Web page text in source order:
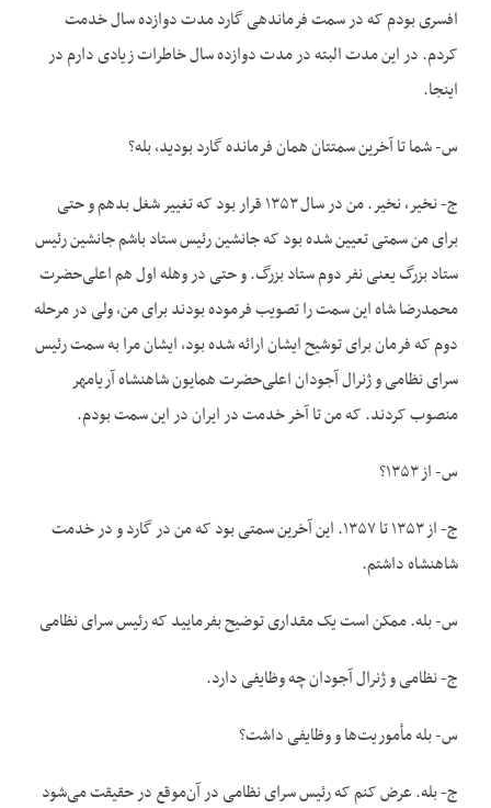
افسری بودم که در سمت فرماندهی گارد مدت دوازده سال خدمت
کردم. در این مدت البته در مدت دوازده سال خاطرات زیادی دارم در
اینجا.
س- شما تا آخرین سمتتان همان فرمانده گارد بودید، بله؟
ج- نخیر، نخیر. من در سال ۱۳۵۳ قرار بود که تغییر شغل بدهم و حتی
برای من سمتی تعیین شده بود که جانشین رئیس ستاد باشم جانشین رئیس
ستاد بزرگ یعنی نفر دوم ستاد بزرگ. و حتی در وهله اول هم اعلی‌حضرت
محمدرضا شاه این سمت را تصویب فرموده بودند برای من، ولی در مرحله
دوم که فرمان برای توشیح ایشان ارائه شده بود، ایشان مرا به سمت رئیس
سرای نظامی و ژنرال آجودان اعلی‌حضرت همایون شاهنشاه آریامهر
منصوب کردند. که من تا آخر خدمت در ایران در این سمت بودم.
س- از ۱۳۵۳؟
ج- از ۱۳۵۳ تا ۱۳۵۷. این آخرین سمتی بود که من در گارد و در خدمت
شاهنشاه داشتم.
س- بله. ممکن است یک مقداری توضیح بفرمایید که رئیس سرای نظامی
ج- نظامی و ژنرال آجودان چه وظایفی دارد.
س- بله مأموریت‌ها و وظایفی داشت؟
ج- بله. عرض کنم که رئیس سرای نظامی در آن‌موقع در حقیقت می‌شود